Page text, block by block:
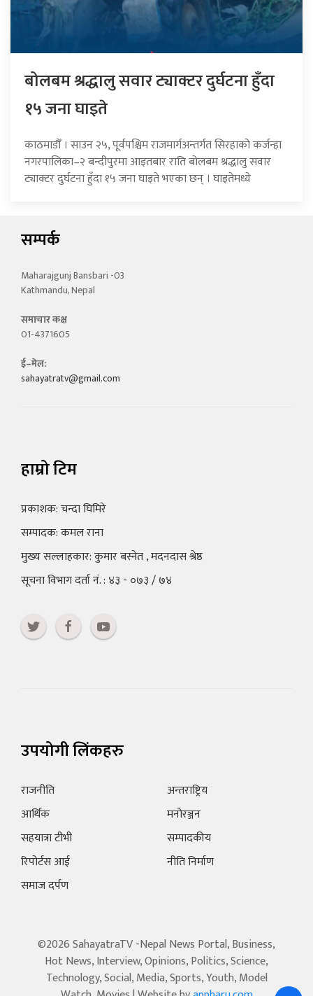
बोलबम श्रद्धालु सवार ट्याक्टर दुर्घटना हुँदा
१५ जना घाइते
काठमाडौँ । साउन २५, पूर्वपश्चिम राजमार्गअन्तर्गत सिरहाको कर्जन्हा
नगरपालिका–२ बन्दीपुरमा आइतबार राति बोलबम श्रद्धालु सवार
ट्याक्टर दुर्घटना हुँदा १५ जना घाइते भएका छन् । घाइतेमध्ये
सम्पर्क
Maharajgunj Bansbari -03
Kathmandu, Nepal
समाचार कक्ष
01-4371605
ई–मेल:
sahayatratv@gmail.com
हाम्रो टिम
प्रकाशक: चन्दा घिमिरे
सम्पादक: कमल राना
मुख्य सल्लाहकार: कुमार बस्नेत , मदनदास श्रेष्ठ
सूचना विभाग दर्ता नं. : ४३ - ०७३ / ७४
उपयोगी लिंकहरु
राजनीति
आर्थिक
सहयात्रा टीभी
रिपोर्टस आई
समाज दर्पण
अन्तराष्ट्रिय
मनोरञ्जन
सम्पादकीय
नीति निर्माण
©2026 SahayatraTV -Nepal News Portal, Business,
Hot News, Interview, Opinions, Politics, Science,
Technology, Social, Media, Sports, Youth, Model